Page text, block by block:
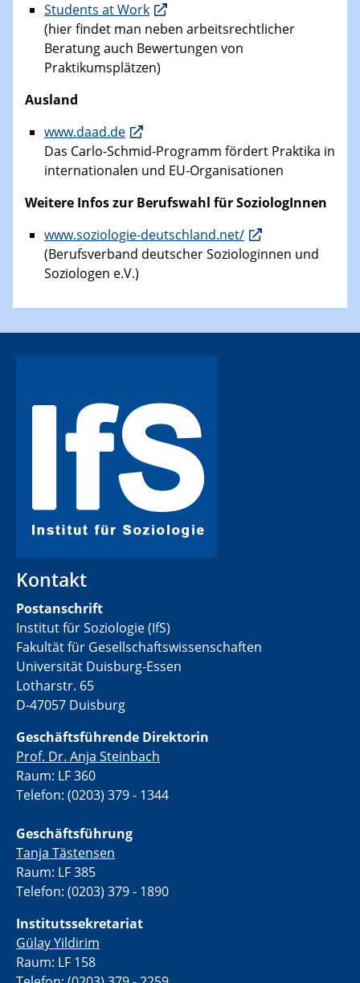
Students at Work
(hier findet man neben arbeitsrechtlicher
Beratung auch Bewertungen von
Praktikumsplätzen)
Ausland
www.daad.de
Das Carlo-Schmid-Programm fördert Praktika in
internationalen und EU-Organisationen
Weitere Infos zur Berufswahl für SoziologInnen
www.soziologie-deutschland.net/
(Berufsverband deutscher Soziologinnen und
Soziologen e.V.)
Kontakt
Postanschrift
Institut für Soziologie (IfS)
Fakultät für Gesellschaftswissenschaften
Universität Duisburg-Essen
Lotharstr. 65
D-47057 Duisburg
Geschäftsführende Direktorin
Prof. Dr. Anja Steinbach
Raum: LF 360
Telefon: (0203) 379 - 1344
Geschäftsführung
Tanja Tästensen
Raum: LF 385
Telefon: (0203) 379 - 1890
Institutssekretariat
Gülay Yildirim
Raum: LF 158